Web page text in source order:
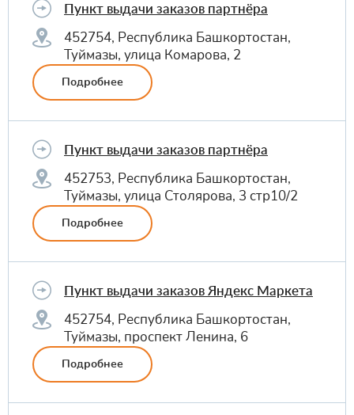
Пункт выдачи заказов партнёра
452754, Республика Башкортостан,
Туймазы, улица Комарова, 2
Подробнее
Пункт выдачи заказов партнёра
452753, Республика Башкортостан,
Туймазы, улица Столярова, 3 стр10/2
Подробнее
Пункт выдачи заказов Яндекс Маркета
452754, Республика Башкортостан,
Туймазы, проспект Ленина, 6
Подробнее